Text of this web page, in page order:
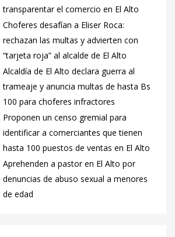
transparentar el comercio en El Alto
Choferes desafían a Eliser Roca:
rechazan las multas y advierten con
“tarjeta roja” al alcalde de El Alto
‎Alcaldía de El Alto declara guerra al
trameaje y anuncia multas de hasta Bs
100 para choferes infractores
Proponen un censo gremial para
identificar a comerciantes que tienen
hasta 100 puestos de ventas en El Alto
Aprehenden a pastor en El Alto por
denuncias de abuso sexual a menores
de edad